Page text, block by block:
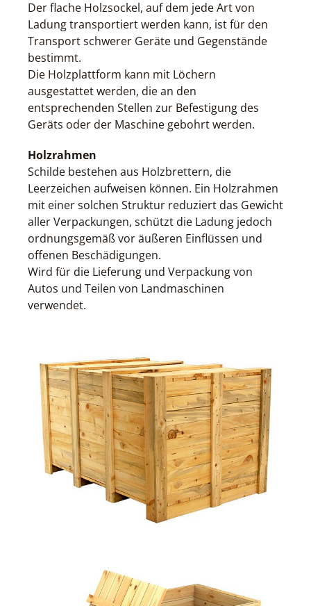
Der flache Holzsockel, auf dem jede Art von
Ladung transportiert werden kann, ist für den
Transport schwerer Geräte und Gegenstände
bestimmt.
Die Holzplattform kann mit Löchern
ausgestattet werden, die an den
entsprechenden Stellen zur Befestigung des
Geräts oder der Maschine gebohrt werden.
Holzrahmen
Schilde bestehen aus Holzbrettern, die
Leerzeichen aufweisen können. Ein Holzrahmen
mit einer solchen Struktur reduziert das Gewicht
aller Verpackungen, schützt die Ladung jedoch
ordnungsgemäß vor äußeren Einflüssen und
offenen Beschädigungen.
Wird für die Lieferung und Verpackung von
Autos und Teilen von Landmaschinen
verwendet.